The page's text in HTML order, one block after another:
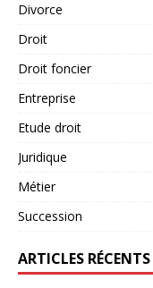
Divorce
Droit
Droit foncier
Entreprise
Etude droit
Juridique
Métier
Succession
ARTICLES RÉCENTS